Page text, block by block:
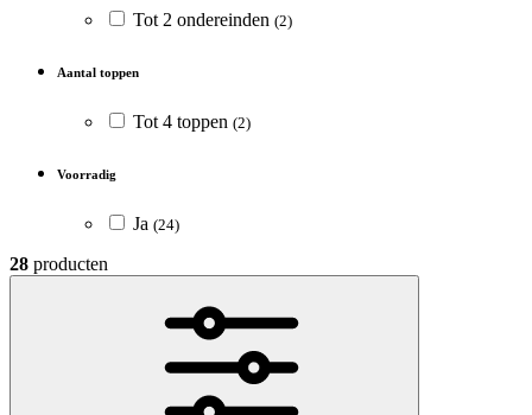
Tot 2 ondereinden (2)
Aantal toppen
Tot 4 toppen (2)
Voorradig
Ja (24)
28 producten